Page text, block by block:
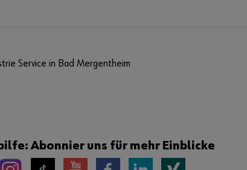
Service in Bad Mergentheim
Abonnier uns für mehr Einblicke